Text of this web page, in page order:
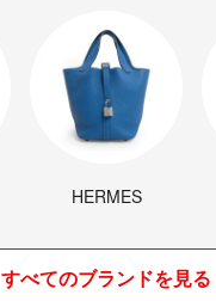
HERMES
すべてのブランドを見る